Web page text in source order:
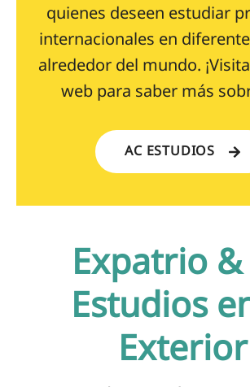
quienes deseen estudiar
internacionales en
alrededor del mundo.
web para saber más
AC ESTUDIOS
Expatrio &
Estudios
Exterior